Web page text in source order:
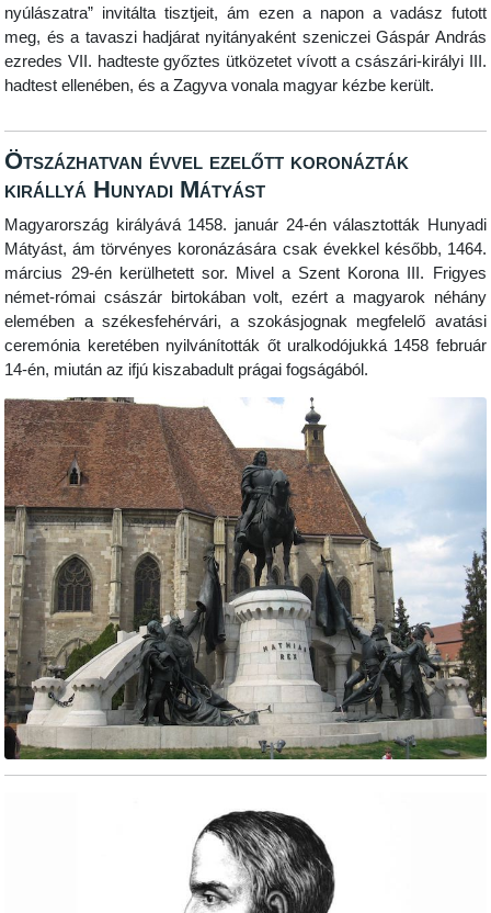
nyúlászatra” invitálta tisztjeit, ám ezen a napon a vadász futott
meg, és a tavaszi hadjárat nyitányaként szeniczei Gáspár András
ezredes VII. hadteste győztes ütközetet vívott a császári-királyi III.
hadtest ellenében, és a Zagyva vonala magyar kézbe került.
Ötszázhatvan évvel ezelőtt koronázták
királlyá Hunyadi Mátyást
Magyarország királyává 1458. január 24-én választották Hunyadi
Mátyást, ám törvényes koronázására csak évekkel később, 1464.
március 29-én kerülhetett sor. Mivel a Szent Korona III. Frigyes
német-római császár birtokában volt, ezért a magyarok néhány
elemében a székesfehérvári, a szokásjognak megfelelő avatási
ceremónia keretében nyilvánították őt uralkodójukká 1458 február
14-én, miután az ifjú kiszabadult prágai fogságából.